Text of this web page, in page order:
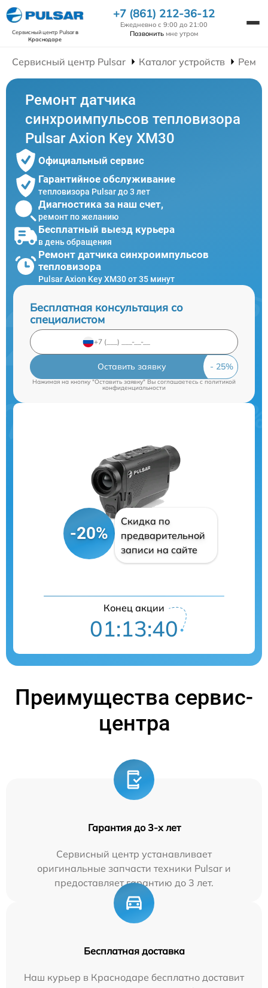
Сервисный центр Pulsarв
Краснодаре
+7 (861) 212-36-12
Ежедневно с 9:00 до 21:00
Позвонить мне утром
Сервисный центр Pulsar Каталог устройств
Ремонт датчика
синхроимпульсов тепловизора
Pulsar Axion Key XM30
Официальный сервис
Гарантийное обслуживание
тепловизора Pulsar до 3 лет
Диагностика за наш счет,
ремонт по желанию
Бесплатный выезд курьера
в день обращения
Ремонт датчика синхроимпульсов
тепловизора
Pulsar Axion Key XM30 от 35 минут
Бесплатная консультация со
специалистом
Оставить заявку
Нажимая на кнопку "Оставить заявку" Вы соглашаетесь cполитикой
конфиденциальности
-20%
Скидка по
предварительной
записи на сайте
Конец акции
01:13:40
Преимущества сервис-
центра
Гарантия до 3-х лет
Сервисный центр устанавливает
оригинальные запчасти техники Pulsar и
предоставляет гарантию до 3 лет.
Бесплатная доставка
Наш курьер в Краснодаре бесплатно доставит